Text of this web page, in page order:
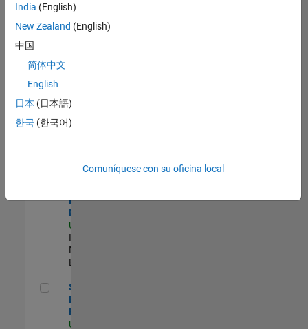
en su
zona.
Product Strategy Lead - Cloud & Ecosystem for Simulink
Ecosystem for
US-MA-Natick
Experimentado
Industry
Manager
US-TX-Plano
Industry
Marketing |
Experimentado
Senior Product Engineer - FPGA / ASIC
Senior Product
Engineer -
FPGA / ASIC
US-MA-Natick
India (English)
New Zealand (English)
中国
简体中文
English
日本 (日本語)
한국 (한국어)
Comuníquese con su oficina local